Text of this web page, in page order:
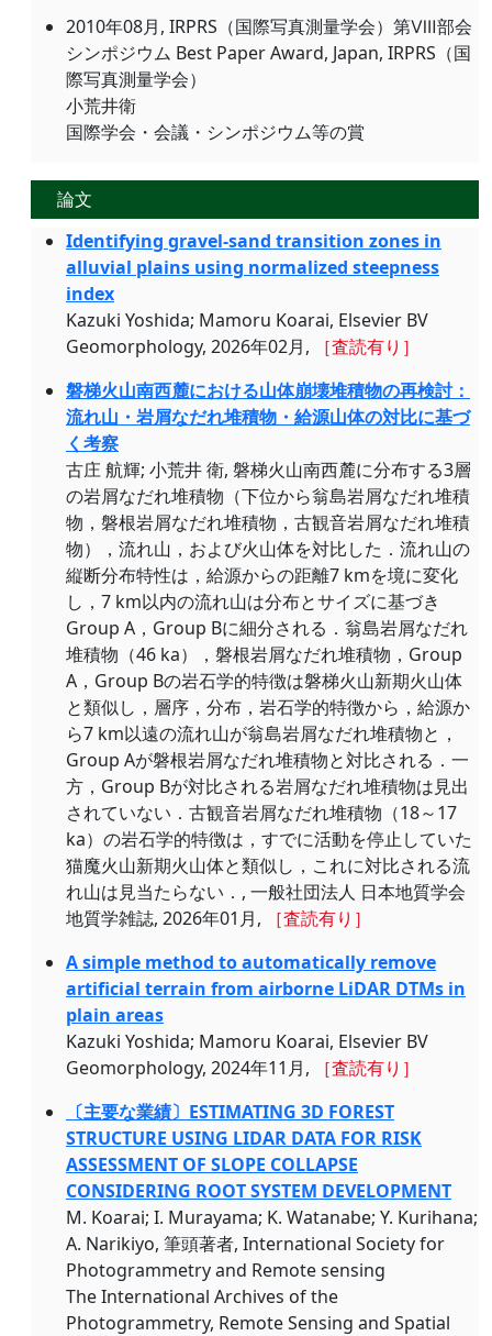
2010年08月, IRPRS（国際写真測量学会）第Ⅷ部会
シンポジウム Best Paper Award, Japan, IRPRS（国
際写真測量学会）
小荒井衛
国際学会・会議・シンポジウム等の賞
論文
Identifying gravel-sand transition zones in
alluvial plains using normalized steepness
index
Kazuki Yoshida; Mamoru Koarai, Elsevier BV
Geomorphology, 2026年02月,
［査読有り］
磐梯火山南西麓における山体崩壊堆積物の再検討：
流れ山・岩屑なだれ堆積物・給源山体の対比に基づ
く考察
古庄 航輝; 小荒井 衛, 磐梯火山南西麓に分布する3層
の岩屑なだれ堆積物（下位から翁島岩屑なだれ堆積
物，磐根岩屑なだれ堆積物，古観音岩屑なだれ堆積
物），流れ山，および火山体を対比した．流れ山の
縦断分布特性は，給源からの距離7 kmを境に変化
し，7 km以内の流れ山は分布とサイズに基づき
Group A，Group Bに細分される．翁島岩屑なだれ
堆積物（46 ka），磐根岩屑なだれ堆積物，Group
A，Group Bの岩石学的特徴は磐梯火山新期火山体
と類似し，層序，分布，岩石学的特徴から，給源か
ら7 km以遠の流れ山が翁島岩屑なだれ堆積物と，
Group Aが磐根岩屑なだれ堆積物と対比される．一
方，Group Bが対比される岩屑なだれ堆積物は見出
されていない．古観音岩屑なだれ堆積物（18～17
ka）の岩石学的特徴は，すでに活動を停止していた
猫魔火山新期火山体と類似し，これに対比される流
れ山は見当たらない．, 一般社団法人 日本地質学会
地質学雑誌, 2026年01月,
［査読有り］
A simple method to automatically remove
artificial terrain from airborne LiDAR DTMs in
plain areas
Kazuki Yoshida; Mamoru Koarai, Elsevier BV
Geomorphology, 2024年11月,
［査読有り］
〔主要な業績〕ESTIMATING 3D FOREST
STRUCTURE USING LIDAR DATA FOR RISK
ASSESSMENT OF SLOPE COLLAPSE
CONSIDERING ROOT SYSTEM DEVELOPMENT
M. Koarai; I. Murayama; K. Watanabe; Y. Kurihana;
A. Narikiyo, 筆頭著者, International Society for
Photogrammetry and Remote sensing
The International Archives of the
Photogrammetry, Remote Sensing and Spatial